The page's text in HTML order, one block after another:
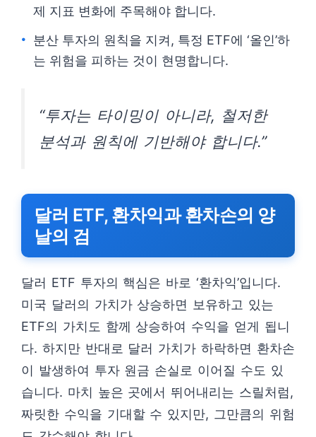
제 지표 변화에 주목해야 합니다.
분산 투자의 원칙을 지켜, 특정 ETF에 ‘올인’하
는 위험을 피하는 것이 현명합니다.
“투자는 타이밍이 아니라, 철저한
분석과 원칙에 기반해야 합니다.”
달러 ETF, 환차익과 환차손의 양
날의 검
달러 ETF 투자의 핵심은 바로 ‘환차익’입니다.
미국 달러의 가치가 상승하면 보유하고 있는
ETF의 가치도 함께 상승하여 수익을 얻게 됩니
다. 하지만 반대로 달러 가치가 하락하면 환차손
이 발생하여 투자 원금 손실로 이어질 수도 있
습니다. 마치 높은 곳에서 뛰어내리는 스릴처럼,
짜릿한 수익을 기대할 수 있지만, 그만큼의 위험